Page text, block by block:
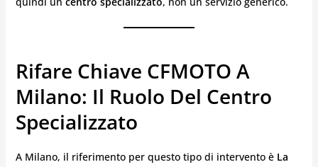
Rifare Chiave CFMOTO A
Milano: Il Ruolo Del Centro
Specializzato
A Milano, il riferimento per questo tipo di intervento è La